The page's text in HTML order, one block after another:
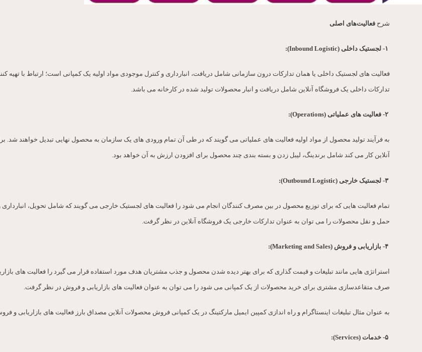
شرح فعالیت‌های اصلی
لجستیک داخلی (Inbound Logistic):
فعالیت های لجستیک داخلی یا همان تدارکات درون سازمانی شامل دریافت، انبارداری و کنترل موجودی مواد اولیه یک کمپانی است؛ ارتباط با
تدارکات داخلی یک فروشگاه آنلاین شامل دریافت و انبار محصولات تولید شده در کارخانه می باشد.
فعالیت های عملیاتی (Operations):
به فرآیند تولید محصول از مواد اولیه فعالیت های عملیاتی می گویند که در طی آن تمام ورودی های یک سازمان به محصول نهایی تبدیل خواهند
آنلاین کار می کند شامل برندینگ، لیبل زدن و بسته بندی چند محصول برای افزودن ارزش به آن خواهد بود.
لجستیک خارجی (Outbound Logistic):
تمام فعالیت هایی که برای توزیع محصول در بین مصرف کنندگان انجام می شود را فعالیت های لجستیک خارجی می گویند که شامل تحویل، انبارداری
حمل و نقل محصولات را می توان به عنوان تدارکات خارجی یک فروشگاه آنلاین در نظر گرفت.
بازاریابی و فروش (Marketing and Sales):
استراتژی هایی مانند تبلیغات و قیمت گذاری که برای بهتر دیده شدن محصول و جذب مشتریان هدف مورد استفاده قرار می گیرد را فعالیت های
صرف متقاعدسازی مشتری برای خرید محصولات از یک کمپانی می شود را می توان به عنوان فعالیت های بازاریابی و فروش در نظر گرفت.
به عنوان مثال تبلیغات اینستاگرام و راه اندازی کمپین ایمیل مارکتینگ در یک کمپانی فروش محصولات آنلاین مصداق بارز فعالیت های بازاریابی و
خدمات (Services):